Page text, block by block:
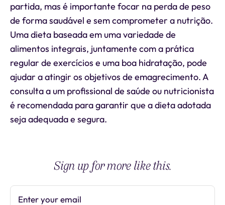
partida, mas é importante focar na perda de peso
de forma saudável e sem comprometer a nutrição.
Uma dieta baseada em uma variedade de
alimentos integrais, juntamente com a prática
regular de exercícios e uma boa hidratação, pode
ajudar a atingir os objetivos de emagrecimento. A
consulta a um profissional de saúde ou nutricionista
é recomendada para garantir que a dieta adotada
seja adequada e segura.
Sign up for more like this.
Enter your email